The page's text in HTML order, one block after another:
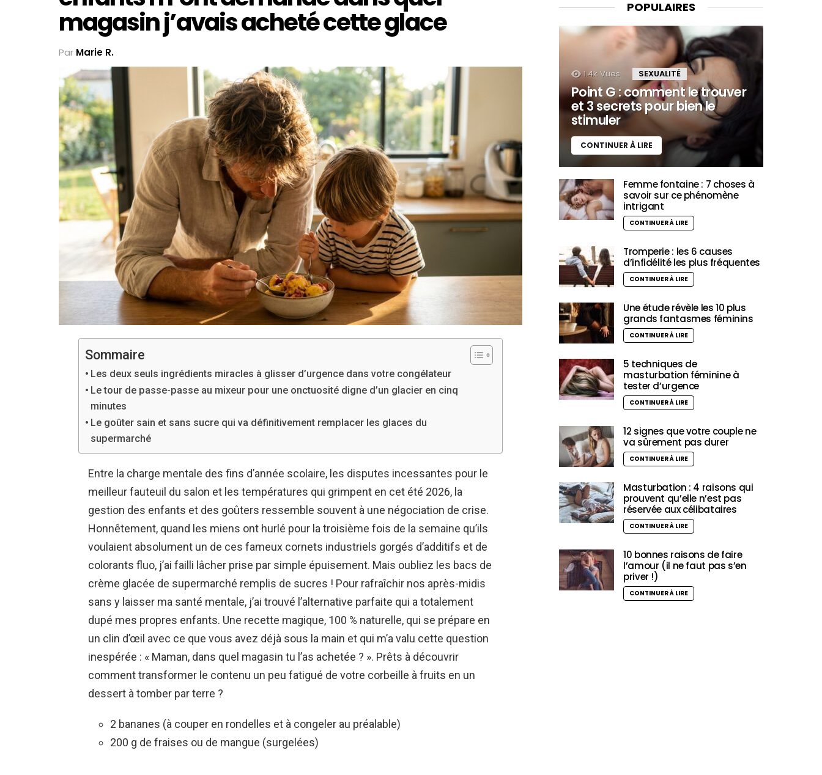
magasin j’avais acheté cette glace
Par Marie R.
Sommaire
Les deux seuls ingrédients miracles à glisser d’urgence dans votre congélateur
Le tour de passe-passe au mixeur pour une onctuosité digne d’un glacier en cinq
minutes
Le goûter sain et sans sucre qui va définitivement remplacer les glaces du
supermarché
Entre la charge mentale des fins d’année scolaire, les disputes incessantes pour le
meilleur fauteuil du salon et les températures qui grimpent en cet été 2026, la
gestion des enfants et des goûters ressemble souvent à une négociation de crise.
Honnêtement, quand les miens ont hurlé pour la troisième fois de la semaine qu’ils
voulaient absolument un de ces fameux cornets industriels gorgés d’additifs et de
colorants fluo, j’ai failli lâcher prise par simple épuisement. Mais oubliez les bacs de
crème glacée de supermarché remplis de sucres ! Pour rafraîchir nos après-midis
sans y laisser ma santé mentale, j’ai trouvé l’alternative parfaite qui a totalement
dupé mes propres enfants. Une recette magique, 100 % naturelle, qui se prépare en
un clin d’œil avec ce que vous avez déjà sous la main et qui m’a valu cette question
inespérée : « Maman, dans quel magasin tu l’as achetée ? ». Prêts à découvrir
comment transformer le contenu un peu fatigué de votre corbeille à fruits en un
dessert à tomber par terre ?
2 bananes (à couper en rondelles et à congeler au préalable)
200 g de fraises ou de mangue (surgelées)
POPULAIRES
1.4k Vues SEXUALITÉ
Point G : comment le trouver
et 3 secrets pour bien le
stimuler
CONTINUER À LIRE
Femme fontaine : 7 choses à
savoir sur ce phénomène
intrigant
CONTINUER À LIRE
Tromperie : les 6 causes
d’infidélité les plus fréquentes
CONTINUER À LIRE
Une étude révèle les 10 plus
grands fantasmes féminins
CONTINUER À LIRE
5 techniques de
masturbation féminine à
tester d’urgence
CONTINUER À LIRE
12 signes que votre couple ne
va sûrement pas durer
CONTINUER À LIRE
Masturbation : 4 raisons qui
prouvent qu’elle n’est pas
réservée aux célibataires
CONTINUER À LIRE
10 bonnes raisons de faire
l’amour (il ne faut pas s’en
priver !)
CONTINUER À LIRE